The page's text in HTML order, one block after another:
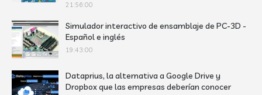
21:56:00
Simulador interactivo de ensamblaje de PC-3D -
Español e inglés
19:43:00
Dataprius, la alternativa a Google Drive y
Dropbox que las empresas deberían conocer